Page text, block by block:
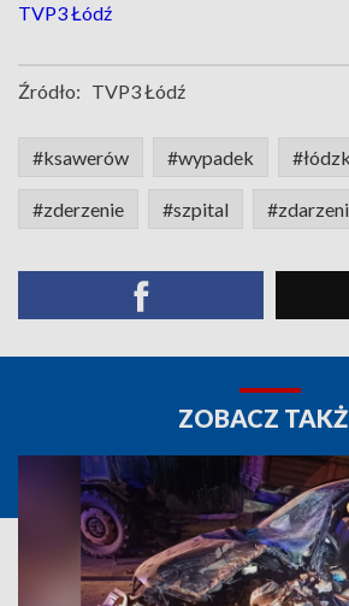
TVP3 Łódź
Źródło: TVP3 Łódź
#ksawerów #wypadek
#zderzenie #szpital
ZOBACZ